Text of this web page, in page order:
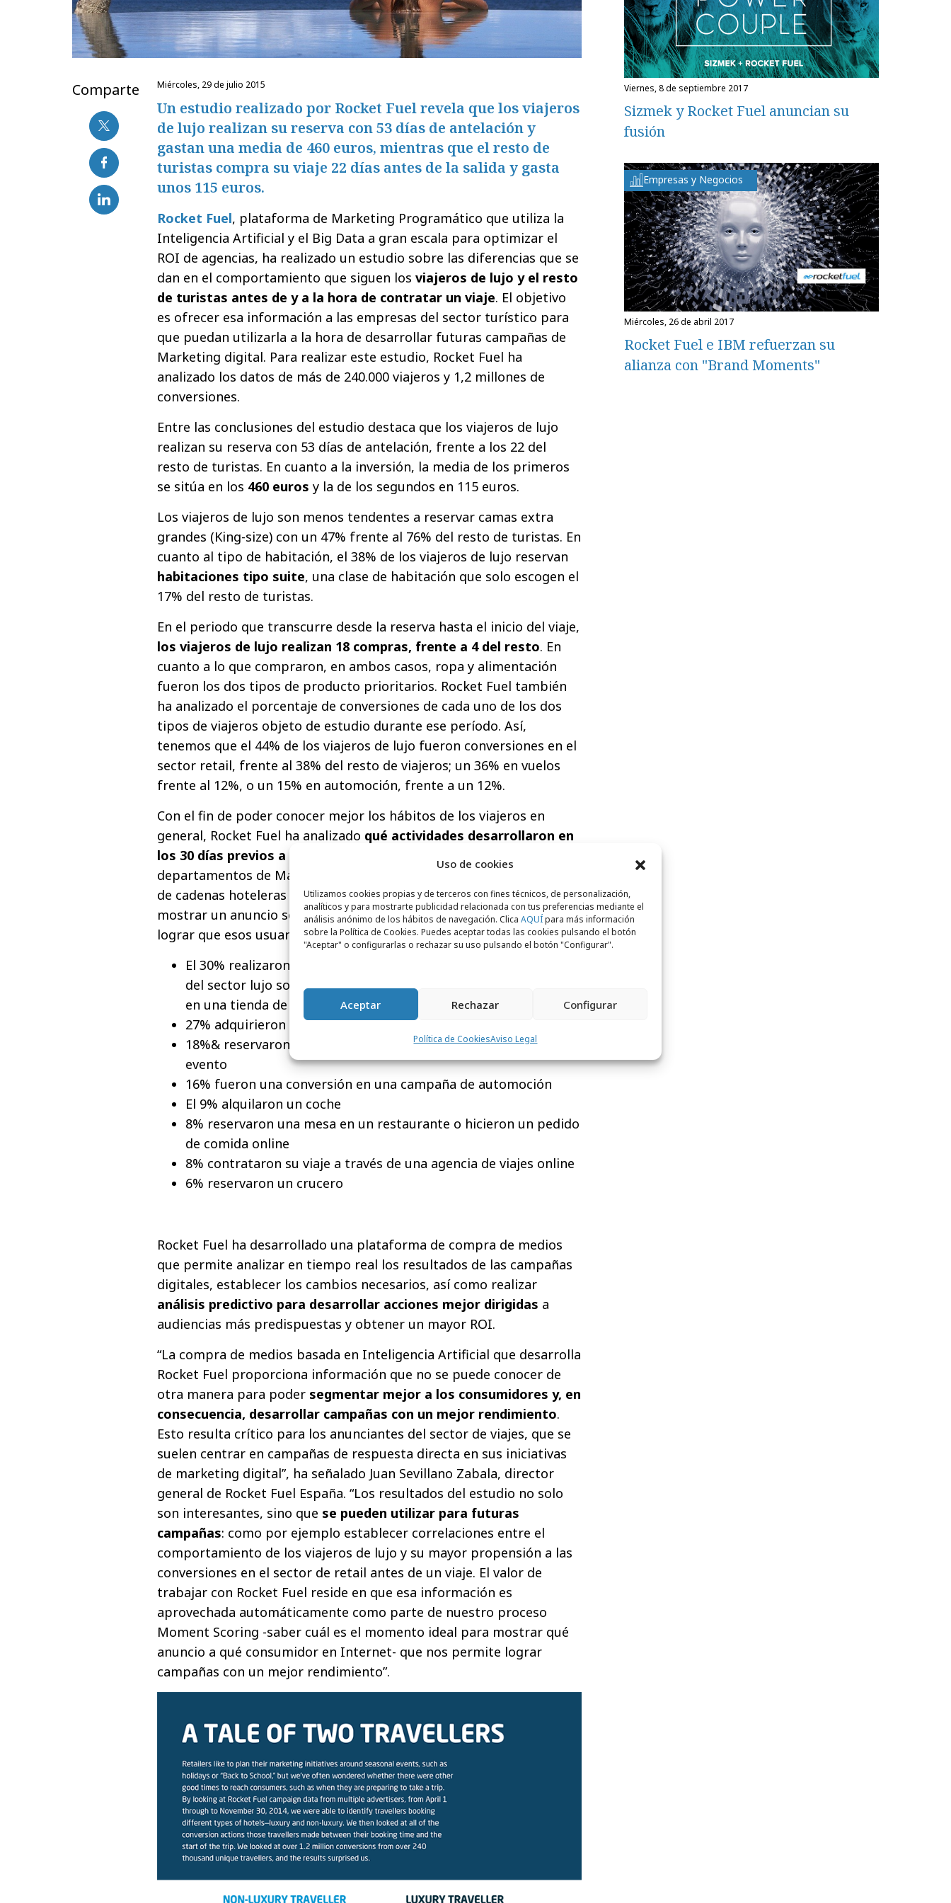
Uso de cookies
Utilizamos cookies propias y de terceros con fines técnicos, de personalización,
analíticos y para mostrarte publicidad relacionada con tus preferencias mediante el
análisis anónimo de los hábitos de navegación. Clica AQUÍpara más información
sobre la Política de Cookies. Puedes aceptar todas las cookies pulsando el botón
"Aceptar" o configurarlas o rechazar su uso pulsando el botón "Configurar".
Aceptar Rechazar Configurar
Política de CookiesAviso Legal
Comparte miércoles, 29 de julio 2015
Un estudio realizado por Rocket Fuel revela que los viajeros
de lujo realizan su reserva con 53 días de antelación y
gastan una media de 460 euros, mientras que el resto de
turistas compra su viaje 22 días antes de la salida y gasta
unos 115 euros.
Rocket Fuel, plataforma de Marketing Programático que utiliza la
Inteligencia Artificial y el Big Data a gran escala para optimizar el
ROI de agencias, ha realizado un estudio sobre las diferencias que se
dan en el comportamiento que siguen los viajeros de lujo y el resto
de turistas antes de y a la hora de contratar un viaje. El objetivo
es ofrecer esa información a las empresas del sector turístico para
que puedan utilizarla a la hora de desarrollar futuras campañas de
Marketing digital. Para realizar este estudio, Rocket Fuel ha
analizado los datos de más de 240.000 viajeros y 1,2 millones de
conversiones.
Entre las conclusiones del estudio destaca que los viajeros de lujo
realizan su reserva con 53 días de antelación, frente a los 22 del
resto de turistas. En cuanto a la inversión, la media de los primeros
se sitúa en los 460 euros y la de los segundos en 115 euros.
Los viajeros de lujo son menos tendentes a reservar camas extra
grandes (King-size) con un 47% frente al 76% del resto de turistas. En
cuanto al tipo de habitación, el 38% de los viajeros de lujo reservan
habitaciones tipo suite, una clase de habitación que solo escogen el
17% del resto de turistas.
En el periodo que transcurre desde la reserva hasta el inicio del viaje,
los viajeros de lujo realizan 18 compras, frente a 4 del resto. En
cuanto a lo que compraron, en ambos casos, ropa y alimentación
fueron los dos tipos de producto prioritarios. Rocket Fuel también
ha analizado el porcentaje de conversiones de cada uno de los dos
tipos de viajeros objeto de estudio durante ese período. Así,
tenemos que el 44% de los viajeros de lujo fueron conversiones en el
sector retail, frente al 38% del resto de viajeros; un 36% en vuelos
frente al 12%, o un 15% en automoción, frente a un 12%.
Con el fin de poder conocer mejor los hábitos de los viajeros en
general, Rocket Fuel ha analizado qué actividades desarrollaron en
los 30 días previos a reservar un hotel
departamentos de Marketing y las agencias que gestionen campañas
de cadenas hoteleras podrán decidir cuándo y dónde es mejor
mostrar un anuncio sobre un hotel o una oferta determinada para
lograr que esos usuarios se conviertan en clientes:
El 30% realizaron una compra en una tienda online. Los viajeros
del sector lujo son un 206% más propicios a hacer una compra
en una tienda de lujo que aquellos que no lo son
27% adquirieron billetes de avión
18%& reservaron entradas para un parque, espectáculo o
evento
16% fueron una conversión en una campaña de automoción
El 9% alquilaron un coche
8% reservaron una mesa en un restaurante o hicieron un pedido
de comida online
8% contrataron su viaje a través de una agencia de viajes online
6% reservaron un crucero
Rocket Fuel ha desarrollado una plataforma de compra de medios
que permite analizar en tiempo real los resultados de las campañas
digitales, establecer los cambios necesarios, así como realizar
análisis predictivo para desarrollar acciones mejor dirigidas a
audiencias más predispuestas y obtener un mayor ROI.
“La compra de medios basada en Inteligencia Artificial que desarrolla
Rocket Fuel proporciona información que no se puede conocer de
otra manera para poder segmentar mejor a los consumidores y, en
consecuencia, desarrollar campañas con un mejor rendimiento.
Esto resulta crítico para los anunciantes del sector de viajes, que se
suelen centrar en campañas de respuesta directa en sus iniciativas
de marketing digital”, ha señalado Juan Sevillano Zabala, director
general de Rocket Fuel España. “Los resultados del estudio no solo
son interesantes, sino que se pueden utilizar para futuras
campañas: como por ejemplo establecer correlaciones entre el
comportamiento de los viajeros de lujo y su mayor propensión a las
conversiones en el sector de retail antes de un viaje. El valor de
trabajar con Rocket Fuel reside en que esa información es
aprovechada automáticamente como parte de nuestro proceso
Moment Scoring -saber cuál es el momento ideal para mostrar qué
anuncio a qué consumidor en Internet- que nos permite lograr
campañas con un mejor rendimiento”.
viernes, 8 de septiembre 2017
Sizmek y Rocket Fuel anuncian su
fusión
Empresas y Negocios
miércoles, 26 de abril 2017
Rocket Fuel e IBM refuerzan su
alianza con "Brand Moments"